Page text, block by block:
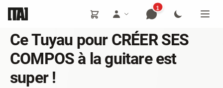
1
Ce Tuyau pour CRÉER SES
COMPOS à la guitare est
super !